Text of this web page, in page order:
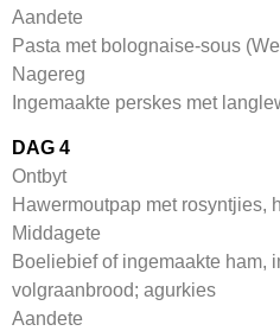
Aandete
Pasta met bolognaise-sous
Nagereg
Ingemaakte perskes met
DAG 4
Ontbyt
Hawermoutpap met rosyntjies,
Middagete
Boeliebief of ingemaakte ham,
volgraanbrood; agurkies
Aandete